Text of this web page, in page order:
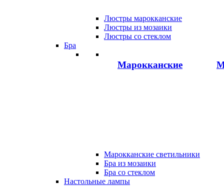
Люстры марокканские
Люстры из мозаики
Люстры со стеклом
Бра
Марокканские
Марокканские светильники
Бра из мозаики
Бра со стеклом
Настольные лампы